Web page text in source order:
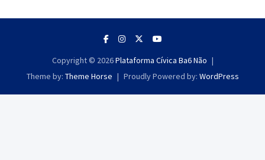
Copyright © 2026Plataforma Cívica Ba6 Não
Theme by: Theme Horse Proudly Powered by: WordPress